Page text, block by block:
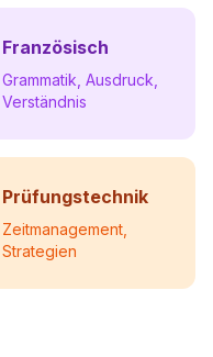
Französisch
Grammatik, Ausdruck,
Verständnis
Prüfungstechnik
Zeitmanagement,
Strategien